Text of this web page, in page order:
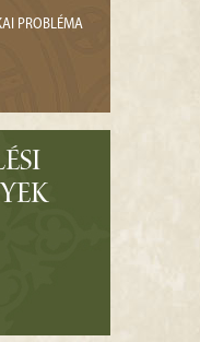
PROBLÉMA